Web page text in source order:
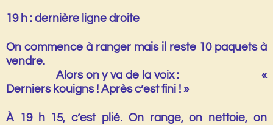
19 h : dernière ligne droite
On commence à ranger mais il reste 10 paquetsà
vendre.
Alors on y va de la voix : «
Derniers kouigns ! Après c’est fini ! »
À 19 h 15, c’est plié. On range, on nettoie, on